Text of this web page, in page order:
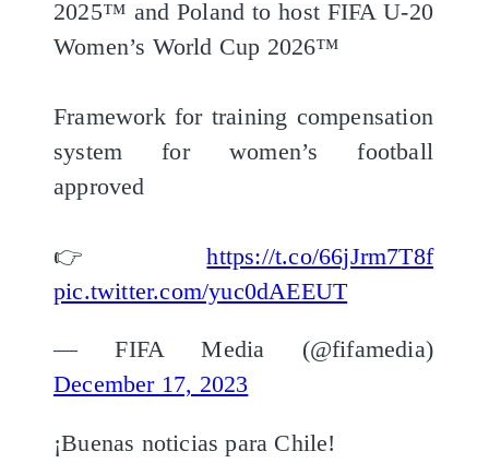
2025™ and Poland to host FIFA U-20
Women’s World Cup 2026™
Framework for training compensation
system for women’s football
approved
👉https://t.co/66jJrm7T8f
pic.twitter.com/yuc0dAEEUT
— FIFA Media (@fifamedia)
December 17, 2023
¡Buenas noticias para Chile!